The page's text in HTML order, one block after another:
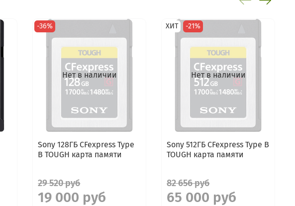
Нет в наличии
-36%
Sony 128ГБ CFexpress Type
B TOUGH карта памяти
29 520 руб
19 000 руб
Нет в наличии
ХИТ -21%
Sony 512ГБ CFexpress Type B
TOUGH карта памяти
82 656 руб
65 000 руб